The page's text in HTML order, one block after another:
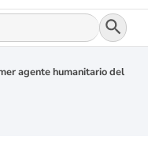
Botón
agente humanitario del